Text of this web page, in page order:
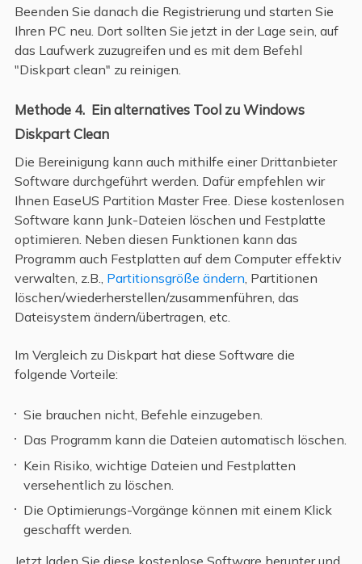
Beenden Sie danach die Registrierung und starten Sie
Ihren PC neu. Dort sollten Sie jetzt in der Lage sein, auf
das Laufwerk zuzugreifen und es mit dem Befehl
"Diskpart clean" zu reinigen.
Methode 4. Ein alternatives Tool zu Windows
Diskpart Clean
Die Bereinigung kann auch mithilfe einer Drittanbieter
Software durchgeführt werden. Dafür empfehlen wir
Ihnen EaseUS Partition Master Free. Diese kostenlosen
Software kann Junk-Dateien löschen und Festplatte
optimieren. Neben diesen Funktionen kann das
Programm auch Festplatten auf dem Computer effektiv
verwalten, z.B., Partitionsgröße ändern, Partitionen
löschen/wiederherstellen/zusammenführen, das
Dateisystem ändern/übertragen, etc.
Im Vergleich zu Diskpart hat diese Software die
folgende Vorteile:
Sie brauchen nicht, Befehle einzugeben.
Das Programm kann die Dateien automatisch löschen.
Kein Risiko, wichtige Dateien und Festplatten
versehentlich zu löschen.
Die Optimierungs-Vorgänge können mit einem Klick
geschafft werden.